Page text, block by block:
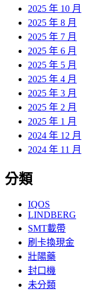
2025 年 10 月
2025 年 8 月
2025 年 7 月
2025 年 6 月
2025 年 5 月
2025 年 4 月
2025 年 3 月
2025 年 2 月
2025 年 1 月
2024 年 12 月
2024 年 11 月
分類
IQOS
LINDBERG
SMT載帶
刷卡換現金
壯陽藥
封口機
未分類